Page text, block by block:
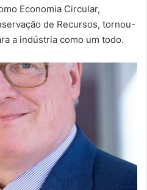
Economia Circular,
de Recursos, tornou-
a indústria como um todo.